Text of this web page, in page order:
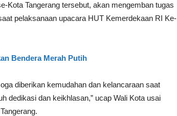
Kota Tangerang tersebut, akan mengemban tugas
pelaksanaan upacara HUT Kemerdekaan RI Ke-
Bendera Merah Putih
diberikan kemudahan dan kelancaraan saat
dedikasi dan keikhlasan,” ucap Wali Kota usai